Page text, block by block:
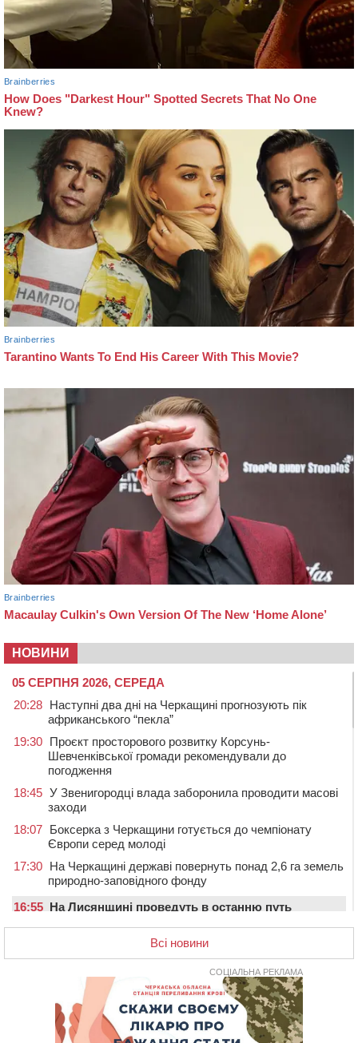
НОВИНИ
05 СЕРПНЯ 2026, СЕРЕДА
20:28 Наступні два дні на Черкащині прогнозують пік
африканського “пекла”
19:30 Проєкт просторового розвитку Корсунь-
Шевченківської громади рекомендували до
погодження
18:45 У Звенигородці влада заборонила проводити масові
заходи
18:07 Боксерка з Черкащини готується до чемпіонату
Європи серед молоді
17:30 На Черкащині державі повернуть понад 2,6 га земель
природно-заповідного фонду
16:55 На Лисянщині проведуть в останню путь
У Дахнівському лісництві екоінспектори натрапили на
незаконне будівництво
У лікарні померла жінка, яку на пішохідному переході
в Черкаському районі збила автівка
Від Чернівців до Бакоти: пів сотні працівників
“Черкасиобленерго” побували у мандрівці
Всі новини
СОЦІАЛЬНА РЕКЛАМА